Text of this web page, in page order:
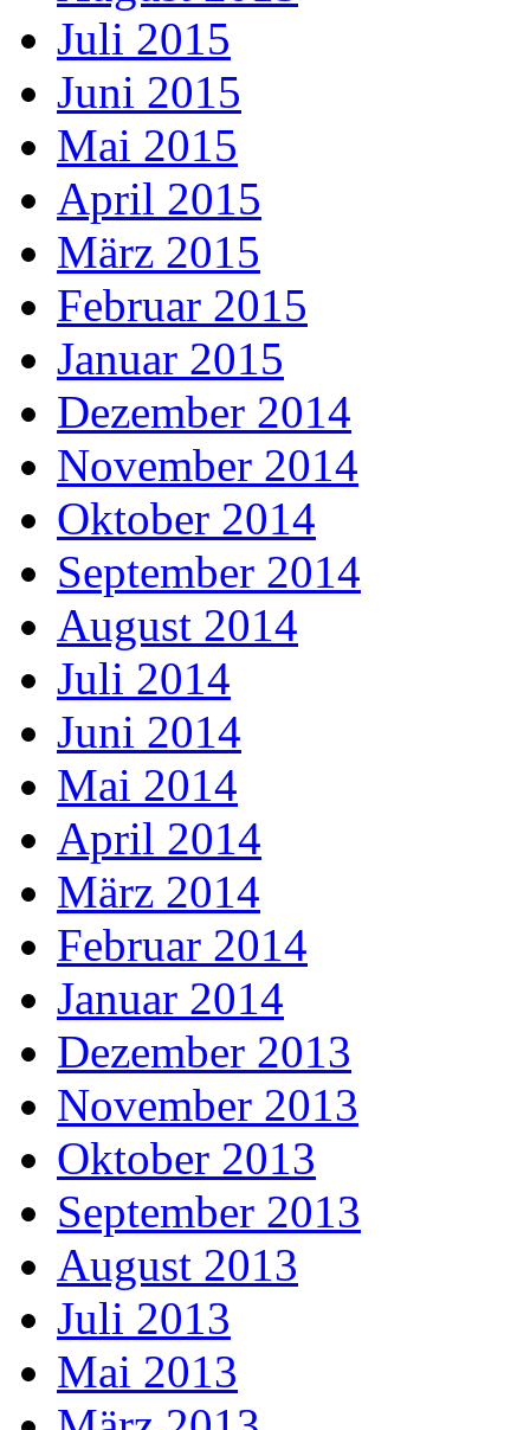
Juli 2015
Juni 2015
Mai 2015
April 2015
März 2015
Februar 2015
Januar 2015
Dezember 2014
November 2014
Oktober 2014
September 2014
August 2014
Juli 2014
Juni 2014
Mai 2014
April 2014
März 2014
Februar 2014
Januar 2014
Dezember 2013
November 2013
Oktober 2013
September 2013
August 2013
Juli 2013
Mai 2013